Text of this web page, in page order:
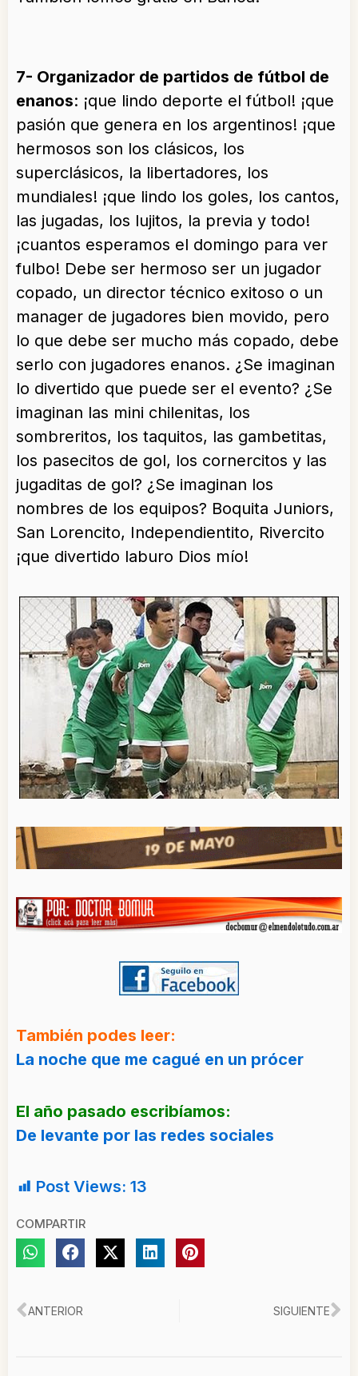
7- Organizador de partidos de fútbol de
enanos: ¡que lindo deporte el fútbol! ¡que
pasión que genera en los argentinos! ¡que
hermosos son los clásicos, los
superclásicos, la libertadores, los
mundiales! ¡que lindo los goles, los cantos,
las jugadas, los lujitos, la previa y todo!
¡cuantos esperamos el domingo para ver
fulbo! Debe ser hermoso ser un jugador
copado, un director técnico exitoso o un
manager de jugadores bien movido, pero
lo que debe ser mucho más copado, debe
serlo con jugadores enanos. ¿Se imaginan
lo divertido que puede ser el evento? ¿Se
imaginan las mini chilenitas, los
sombreritos, los taquitos, las gambetitas,
los pasecitos de gol, los cornercitos y las
jugaditas de gol? ¿Se imaginan los
nombres de los equipos? Boquita Juniors,
San Lorencito, Independientito, Rivercito
¡que divertido laburo Dios mío!
También podes leer:
La noche que me cagué en un prócer
El año pasado escribíamos:
De levante por las redes sociales
Post Views: 13
COMPARTIR
Ant
ANTERIOR SIGUIENTE